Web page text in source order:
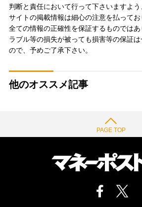
判断と責任において行って下さいますよ
サイトの掲載情報は細心の注意を払って
全ての情報の正確性を保証するものでは
ラブル等の損失が被っても損害等の保証
ので、予めご了承下さい。
他のオススメ記事
PAGE TOP